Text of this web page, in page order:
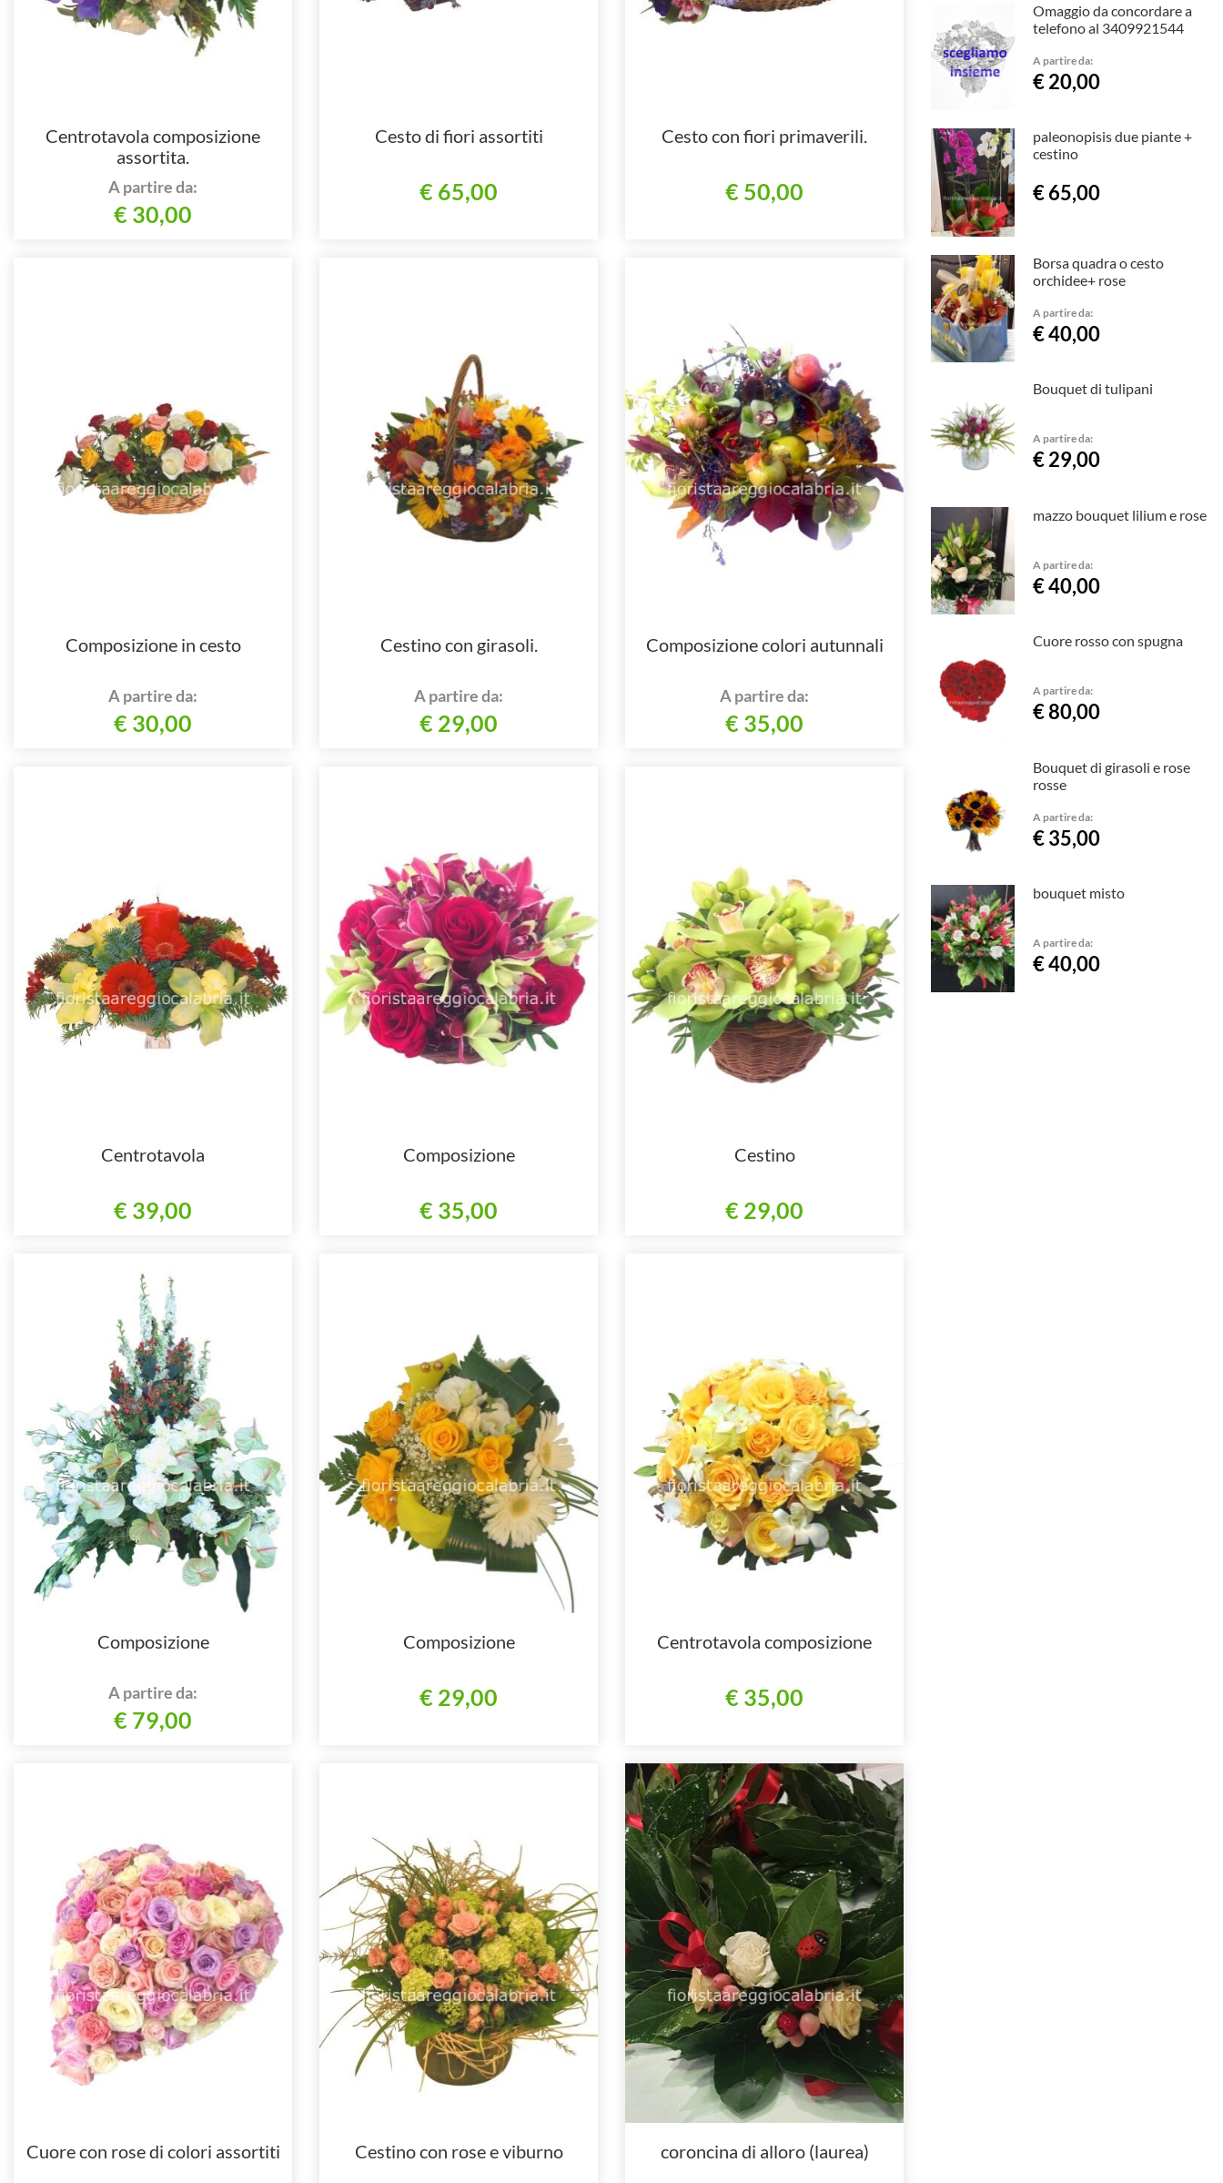
Centrotavola composizione
assortita.
A partire da:
€ 30,00
Cesto di fiori assortiti
€ 65,00
Cesto con fiori primaverili.
€ 50,00
Composizione in cesto
A partire da:
€ 30,00
Cestino con girasoli.
A partire da:
€ 29,00
Composizione colori autunnali
A partire da:
€ 35,00
Centrotavola
€ 39,00
Composizione
€ 35,00
Cestino
€ 29,00
Composizione
A partire da:
€ 79,00
Composizione
€ 29,00
Centrotavola composizione
€ 35,00
Cuore con rose di colori assortiti Cestino con rose e viburno coroncina di alloro (laurea)
Omaggio da concordare a
telefono al 3409921544
A partire da:
€ 20,00
paleonopisis due piante +
cestino
€ 65,00
Borsa quadra o cesto
orchidee+ rose
A partire da:
€ 40,00
Bouquet di tulipani
A partire da:
€ 29,00
mazzo bouquet lilium e rose
A partire da:
€ 40,00
Cuore rosso con spugna
A partire da:
€ 80,00
Bouquet di girasoli e rose
rosse
A partire da:
€ 35,00
bouquet misto
A partire da:
€ 40,00